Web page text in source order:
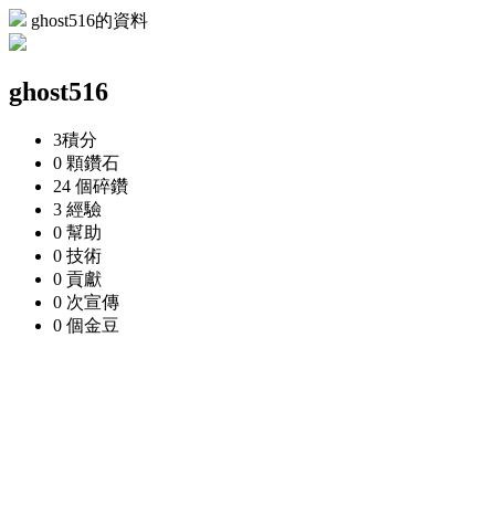
ghost516的資料
ghost516
3積分
0 顆鑽石
24 個碎鑽
3 經驗
0 幫助
0 技術
0 貢獻
0 次宣傳
0 個金豆